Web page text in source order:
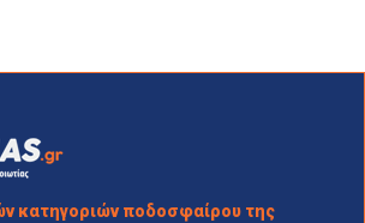
κατηγοριών ποδοσφαίρου της